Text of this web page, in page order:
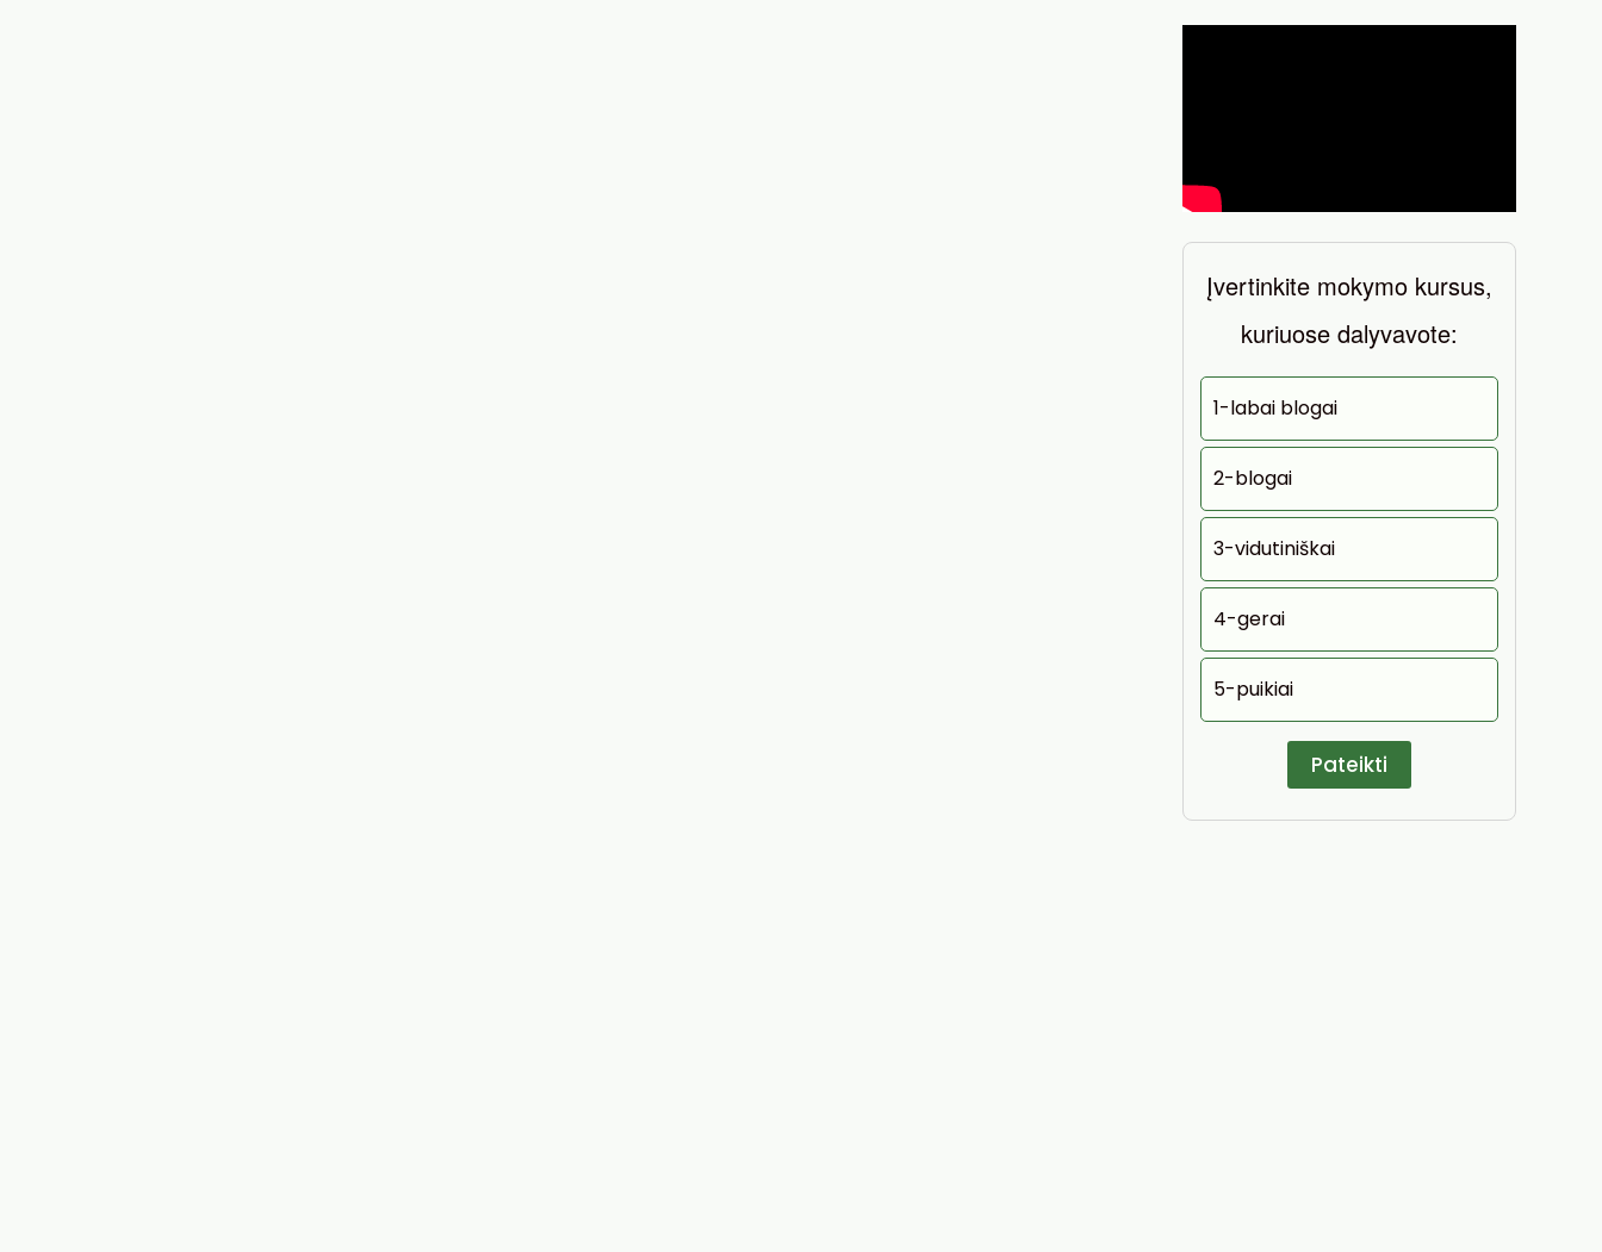
Įvertinkite mokymo kursus,
kuriuose dalyvavote:
1-labai blogai
2-blogai
3-vidutiniškai
4-gerai
5-puikiai